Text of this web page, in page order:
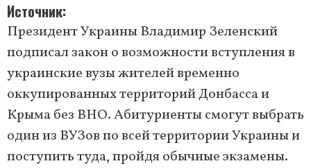
Источник
Президент Украины Владимир Зеленский
подписал закон о возможности вступления в
украинские вузы жителей временно
оккупированных территорий Донбасса и
Крыма без ВНО. Абитуриенты смогут выбрать
один из ВУЗов по всей территории Украины и
поступить туда, пройдя обычные экзамены.